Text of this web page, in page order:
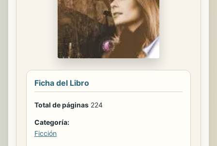
Ficha del Libro
Total de páginas 224
Categoría:
Ficción